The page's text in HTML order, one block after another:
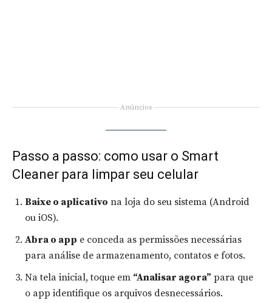
Anúncios
Passo a passo: como usar o Smart
Cleaner para limpar seu celular
Baixe o aplicativo na loja do seu sistema (Android
ou iOS).
Abra o app e conceda as permissões necessárias
para análise de armazenamento, contatos e fotos.
Na tela inicial, toque em “Analisar agora” para que
o app identifique os arquivos desnecessários.